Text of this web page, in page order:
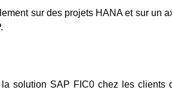
sur des projets HANA et sur un
la solution SAP FIC0 chez les clients